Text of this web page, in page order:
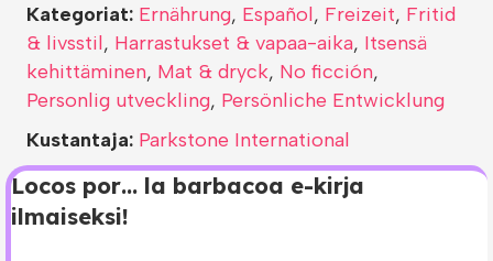
Locos por… la barbacoa e-kirja
ilmaiseksi!
Kategoriat: Ernährung, Español, Freizeit, Fritid
& livsstil, Harrastukset & vapaa-aika, Itsensä
kehittäminen, Mat & dryck, No ficción,
Personlig utveckling, Persönliche Entwicklung
Kustantaja: Parkstone International